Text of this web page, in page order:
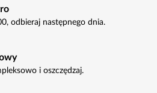
odbieraj następnego dnia.
i oszczędzaj.